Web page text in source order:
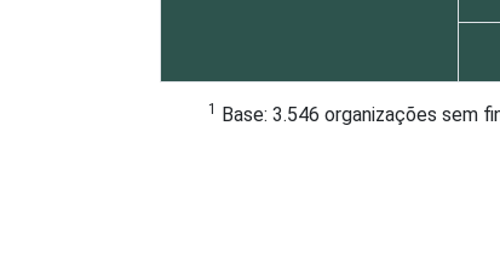
1
Base: 3.546 organizações sem